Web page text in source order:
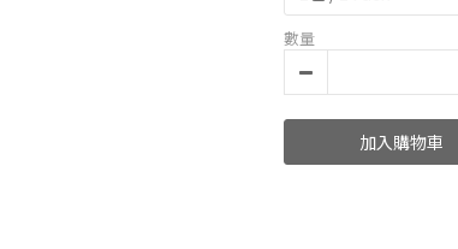
數量
加入購物車